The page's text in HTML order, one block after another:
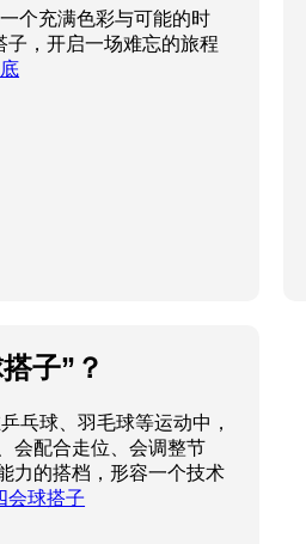
个充满色彩与可能的时
子，开启一场难忘的旅程
子”？
乓球、羽毛球等运动中，
会配合走位、会调整节
力的搭档，形容一个技术
会球搭子